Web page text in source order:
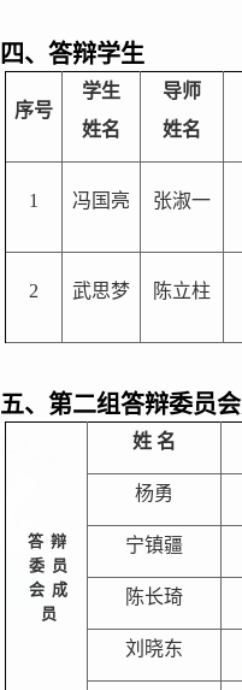
四、答辩学生
序号
学生
姓名
导师
姓名
1 冯国亮 张淑一
2 武思梦 陈立柱
五、第二组答辩委员
答 辩
委 员
会 成
员
姓 名
杨勇
宁镇疆
陈长琦
刘晓东